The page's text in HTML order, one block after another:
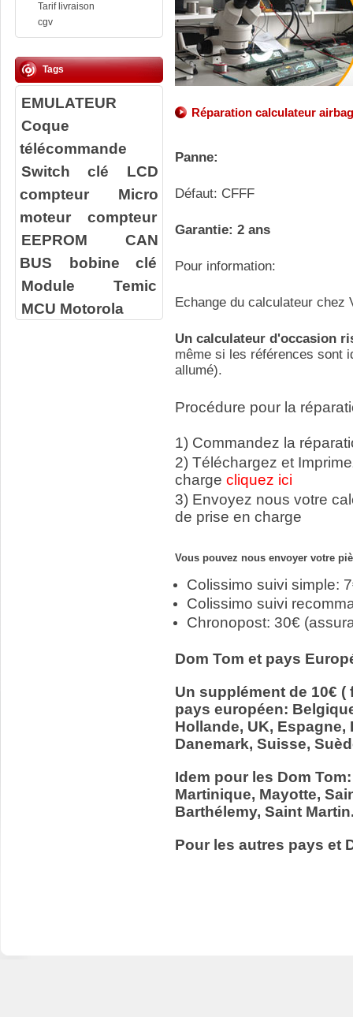
Tarif livraison
cgv
Tags
EMULATEUR
Coque
télécommande
Switch clé
LCD
compteur
Micro
moteur compteur
EEPROM
CAN
BUS
bobine clé
Module Temic
MCU Motorola
Réparation calculateur airbag
Panne:
Défaut: CFFF
Garantie: 2 ans
Pour information:
Echange du calculateur chez
Un calculateur d'occasion
même si les références sont
allumé).
Procédure pour la
1) Commandez la
2) Téléchargez et
charge cliquez ici
3) Envoyez nous votre
de prise en charge
Vous pouvez nous envoyer votre
Colissimo suivi simple:
Colissimo suivi
Chronopost: 30€
Dom Tom et pays
Un supplément de 10€
pays européen:
Hollande, UK,
Danemark, Suisse,
Idem pour les Dom
Martinique, Mayotte,
Barthélemy, Saint
Pour les autres pays et